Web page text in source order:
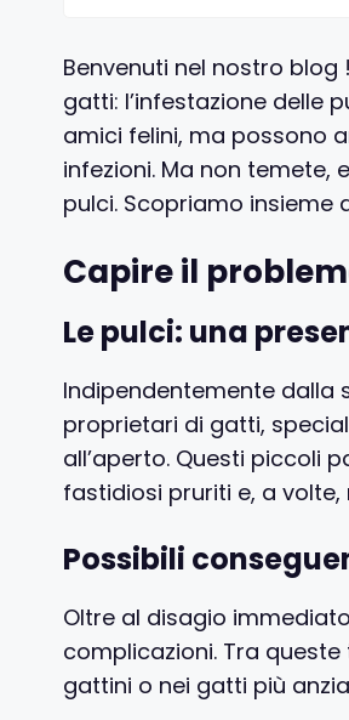
Benvenuti nel nostro
gatti: l’infestazione delle
amici felini, ma possono
infezioni. Ma non
pulci. Scopriamo insieme
Capire il
Le pulci: una
Indipendentemente dalla
proprietari di gatti,
all’aperto. Questi piccoli
fastidiosi pruriti e, a volte,
Possibili
Oltre al disagio
complicazioni. Tra
gattini o nei gatti più